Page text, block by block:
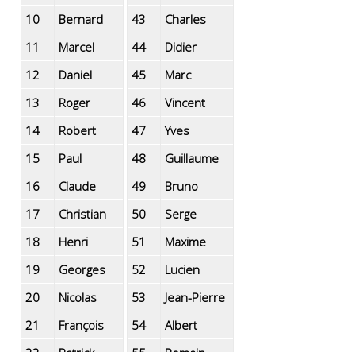
10
Bernard
11
Marcel
12
Daniel
13
Roger
14
Robert
15
Paul
16
Claude
17
Christian
18
Henri
19
Georges
20
Nicolas
21
François
43
Charles
44
Didier
45
Marc
46
Vincent
47
Yves
48
Guillaume
49
Bruno
50
Serge
51
Maxime
52
Lucien
53
Jean-Pierre
54
Albert